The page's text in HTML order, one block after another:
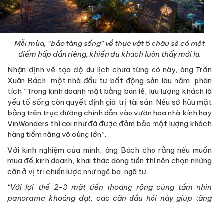
Mỗi mùa, “bảo tàng sống” về thực vật 5 châu sẽ có một
điểm hấp dẫn riêng, khiến du khách luôn thấy mới lạ.
Nhận định về tọa độ du lịch chưa từng có này, ông Trần
Xuân Bách, một nhà đầu tư bất động sản lâu năm, phân
tích: “Trong kinh doanh mặt bằng bán lẻ, lưu lượng khách là
yếu tố sống còn quyết định giá trị tài sản. Nếu sở hữu mặt
bằng trên trục đường chính dẫn vào vườn hoa nhà kính hay
VinWonders thì coi như đã được đảm bảo một lượng khách
hàng tiềm năng vô cùng lớn”.
Với kinh nghiệm của mình, ông Bách cho rằng nếu muốn
mua để kinh doanh, khai thác dòng tiền thì nên chọn những
căn ở vị trí chiến lược như ngã ba, ngã tư.
“Với lợi thế 2-3 mặt tiền thoáng rộng cùng tầm nhìn
panorama khoáng đạt, các căn đầu hồi này giúp tăng